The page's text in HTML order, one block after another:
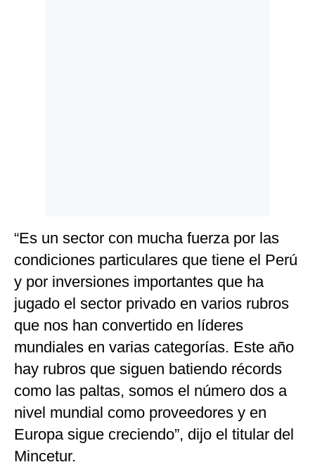
“Es un sector con mucha fuerza por las
condiciones particulares que tiene el Perú
y por inversiones importantes que ha
jugado el sector privado en varios rubros
que nos han convertido en líderes
mundiales en varias categorías. Este año
hay rubros que siguen batiendo récords
como las paltas, somos el número dos a
nivel mundial como proveedores y en
Europa sigue creciendo”, dijo el titular del
Mincetur.